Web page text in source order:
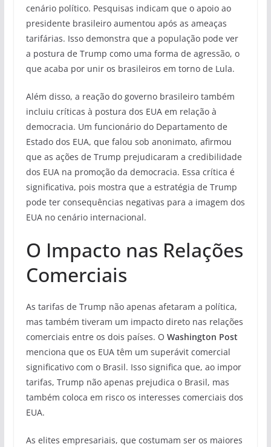
cenário político. Pesquisas indicam que o apoio ao
presidente brasileiro aumentou após as ameaças
tarifárias. Isso demonstra que a população pode ver
a postura de Trump como uma forma de agressão, o
que acaba por unir os brasileiros em torno de Lula.
Além disso, a reação do governo brasileiro também
incluiu críticas à postura dos EUA em relação à
democracia. Um funcionário do Departamento de
Estado dos EUA, que falou sob anonimato, afirmou
que as ações de Trump prejudicaram a credibilidade
dos EUA na promoção da democracia. Essa crítica é
significativa, pois mostra que a estratégia de Trump
pode ter consequências negativas para a imagem dos
EUA no cenário internacional.
O Impacto nas Relações
Comerciais
As tarifas de Trump não apenas afetaram a política,
mas também tiveram um impacto direto nas relações
comerciais entre os dois países. O Washington Post
menciona que os EUA têm um superávit comercial
significativo com o Brasil. Isso significa que, ao impor
tarifas, Trump não apenas prejudica o Brasil, mas
também coloca em risco os interesses comerciais dos
EUA.
As elites empresariais, que costumam ser os maiores